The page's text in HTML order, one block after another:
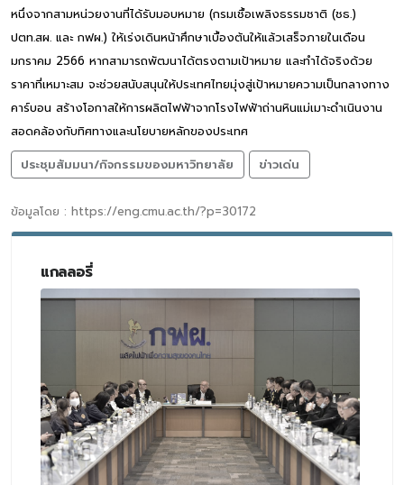
หนึ่งจากสามหน่วยงานที่ได้รับมอบหมาย (กรมเชื้อเพลิงธรรมชาติ (ชธ.)
ปตท.สผ. และ กฟผ.) ให้เร่งเดินหน้าศึกษาเบื้องต้นให้แล้วเสร็จภายในเดือน
มกราคม 2566 หากสามารถพัฒนาได้ตรงตามเป้าหมาย และทำได้จริงด้วย
ราคาที่เหมาะสม จะช่วยสนับสนุนให้ประเทศไทยมุ่งสู่เป้าหมายความเป็นกลางทาง
คาร์บอน สร้างโอกาสให้การผลิตไฟฟ้าจากโรงไฟฟ้าถ่านหินแม่เมาะดำเนินงาน
สอดคล้องกับทิศทางและนโยบายหลักของประเทศ
ประชุมสัมมนา/กิจกรรมของมหาวิทยาลัย
ข่าวเด่น
ข้อมูลโดย : https://eng.cmu.ac.th/?p=30172
แกลลอรี่